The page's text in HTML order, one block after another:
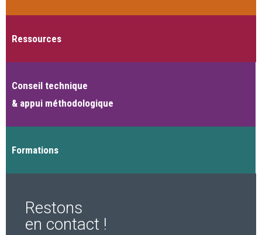
Ressources
Conseil technique
& appui méthodologique
Formations
Restons
en contact !